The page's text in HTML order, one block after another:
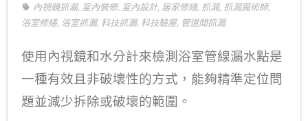
內視鏡抓漏, 室內裝修, 室內設計, 居家修繕, 抓漏, 抓漏魔術師,
浴室修繕, 浴室抓漏, 科技抓漏, 科技驗屋, 管道間抓漏
使用內視鏡和水分計來檢測浴室管線漏水點是
一種有效且非破壞性的方式，能夠精準定位問
題並減少拆除或破壞的範圍。